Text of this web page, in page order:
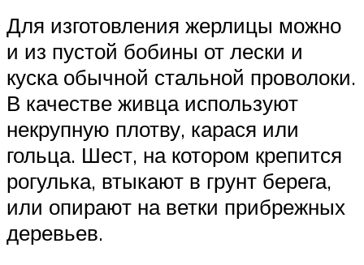
Для изготовления жерлицы можно
и из пустой бобины от лески и
куска обычной стальной проволоки.
В качестве живца используют
некрупную плотву, карася или
гольца. Шест, на котором крепится
рогулька, втыкают в грунт берега,
или опирают на ветки прибрежных
деревьев.